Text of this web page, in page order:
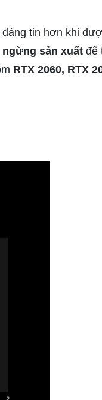
tin hơn khi
ngừng sản xuất để
RTX 2060, RTX